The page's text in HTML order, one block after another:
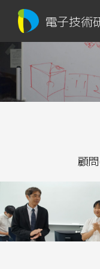
電子技術
顧